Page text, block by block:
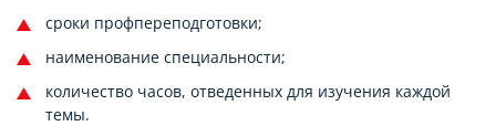
сроки профпереподготовки;
наименование специальности;
количество часов, отведенных для изучения каждой
темы.